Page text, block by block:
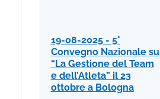
19-08-2025 - 5°
Convegno Nazionale su
“La Gestione del Team
e dell’Atleta” il 23
ottobre a Bologna